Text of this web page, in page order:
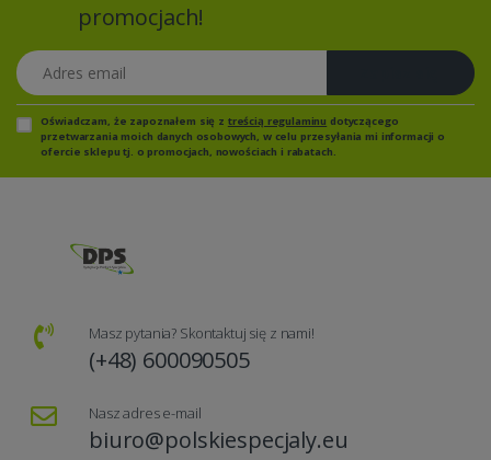
promocjach!
Adres email
Oświadczam, że zapoznałem się z treścią regulaminu dotyczącego
przetwarzania moich danych osobowych, w celu przesyłania mi informacji o
ofercie sklepu tj. o promocjach, nowościach i rabatach.
Masz pytania? Skontaktuj się z nami!
(+48) 600090505
Nasz adres e-mail
biuro@polskiespecjaly.eu